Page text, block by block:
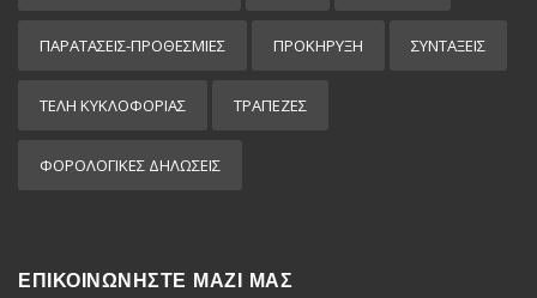
ΠΑΡΑΤΑΣΕΙΣ-ΠΡΟΘΕΣΜΙΕΣ ΠΡΟΚΉΡΥΞΗ ΣΥΝΤΑΞΕΙΣ
ΤΕΛΗ ΚΥΚΛΟΦΟΡΙΑΣ ΤΡΑΠΕΖΕΣ
ΦΟΡΟΛΟΓΙΚΕΣ ΔΗΛΩΣΕΙΣ
ΕΠΙΚΟΙΝΩΝΗΣΤΕ ΜΑΖΙ ΜΑΣ